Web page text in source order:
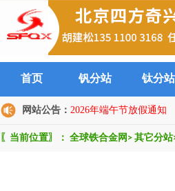
首页 钒分站 钛分站
网站公告： 2026年端午节放假通知
〖当前位置〗： 全球铁合金网 > 其它分站